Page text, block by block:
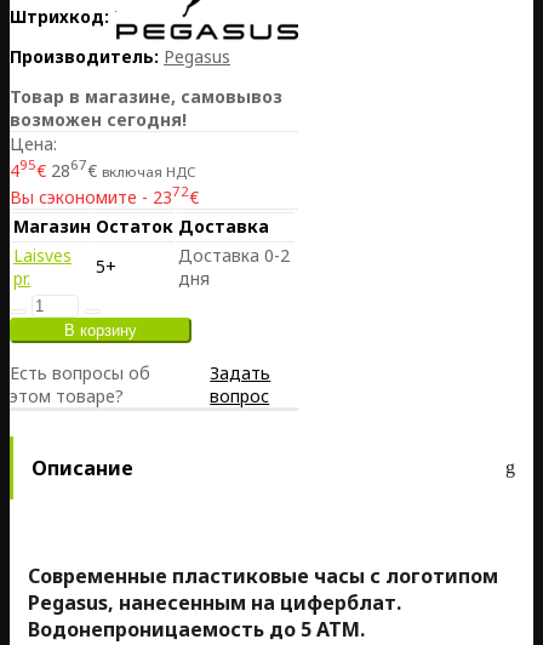
Штрихкод: 7770001006341
Производитель: Pegasus
Товар в магазине, самовывоз
возможен сегодня!
Цена:
495€ 2867€ включая НДС
Вы сэкономите - 2372€
Магазин Остаток Доставка
Laisves
pr.
5+
Доставка 0-2
дня
Есть вопросы об
этом товаре?
Задать
вопрос
Описание
Современные пластиковые часы с логотипом
Pegasus, нанесенным на циферблат.
Водонепроницаемость до 5 АТМ.